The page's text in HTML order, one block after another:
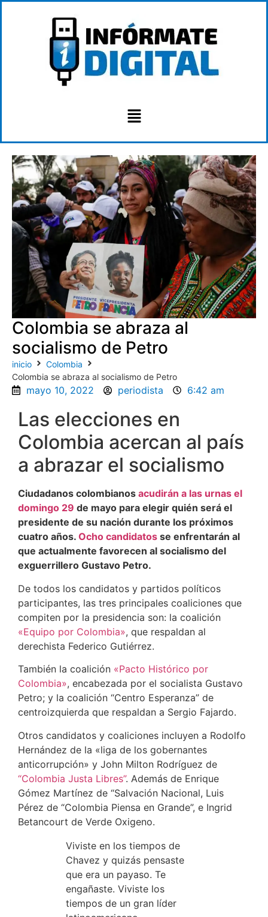
Colombia se abraza al
socialismo de Petro
inicio
Colombia
Colombia se abraza al socialismo de Petro
mayo 10, 2022 periodista 6:42 am
Las elecciones en
Colombia acercan al país
a abrazar el socialismo
Ciudadanos colombianos acudirán a las urnas el
domingo 29 de mayo para elegir quién será el
presidente de su nación durante los próximos
cuatro años. Ocho candidatos se enfrentarán al
que actualmente favorecen al socialismo del
exguerrillero Gustavo Petro.
De todos los candidatos y partidos políticos
participantes, las tres principales coaliciones que
compiten por la presidencia son: la coalición
«Equipo por Colombia», que respaldan al
derechista Federico Gutiérrez.
También la coalición «Pacto Histórico por
Colombia», encabezada por el socialista Gustavo
Petro; y la coalición “Centro Esperanza” de
centroizquierda que respaldan a Sergio Fajardo.
Otros candidatos y coaliciones incluyen a Rodolfo
Hernández de la «liga de los gobernantes
anticorrupción» y John Milton Rodríguez de
“Colombia Justa Libres”. Además de Enrique
Gómez Martínez de “Salvación Nacional, Luis
Pérez de “Colombia Piensa en Grande”, e Ingrid
Betancourt de Verde Oxigeno.
Viviste en los tiempos de
Chavez y quizás pensaste
que era un payaso. Te
engañaste. Viviste los
tiempos de un gran líder